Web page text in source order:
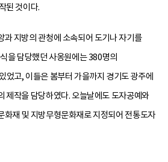
된 것이다.
과 지방의 관청에 소속되어 도기나 자기를
을 담당했던 사옹원에는 380명의
었고, 이들은 봄부터 가을까지 경기도 광주에
제작을 담당하였다. 오늘날에도 도자공예와
화재 및 지방무형문화재로 지정되어 전통도자